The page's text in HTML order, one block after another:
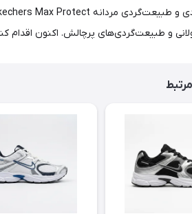
و طبیعت‌گردی‌های پرچالش. اکنون اقدام